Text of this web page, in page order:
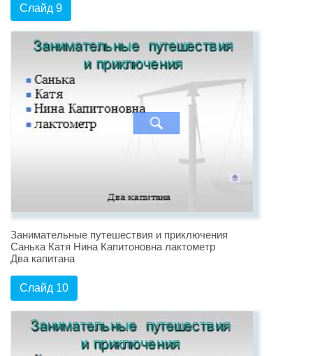
Слайд 9
Занимательные путешествия и приключения
Санька Катя Нина Капитоновна лактометр
Два капитана
Слайд 10